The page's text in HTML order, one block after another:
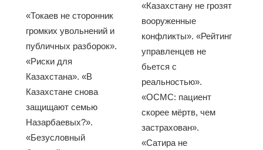
«Токаев не сторонник
громких увольнений и
публичных разборок».
«Риски для
Казахстана». «В
Казахстане снова
защищают семью
Назарбаевых?».
«Безусловный
«Казахстану не грозят
вооруженные
конфликты». «Рейтинг
управленцев не
бьется с
реальностью».
«ОСМС: пациент
скорее мёртв, чем
застрахован».
«Сатира не